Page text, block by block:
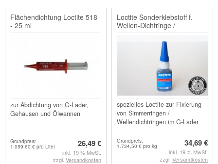
Flächendichtung Loctite 518
- 25 ml
zur Abdichtung von G-Lader,
Gehäusen und Ölwannen
26,49 €
Grundpreis:
1.059,60 € pro Liter
inkl. 19 % MwSt.
zzgl. Versandkosten
Loctite Sonderklebstoff f.
Wellen-Dichtringe /
spezielles Loctite zur Fixierung
von Simmerringen /
Wellendichtringen im G-Lader
34,69 €
Grundpreis:
1.734,50 € pro kg
inkl. 19 % MwSt.
zzgl. Versandkosten